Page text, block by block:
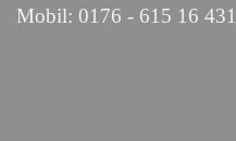
Mobil: 0176 - 615 16 431